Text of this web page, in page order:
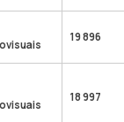
19 896
18 997